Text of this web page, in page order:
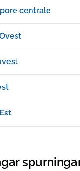
centrale